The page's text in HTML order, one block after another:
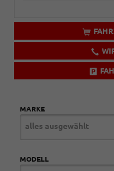
MARKE
alles ausgewählt
MODELL